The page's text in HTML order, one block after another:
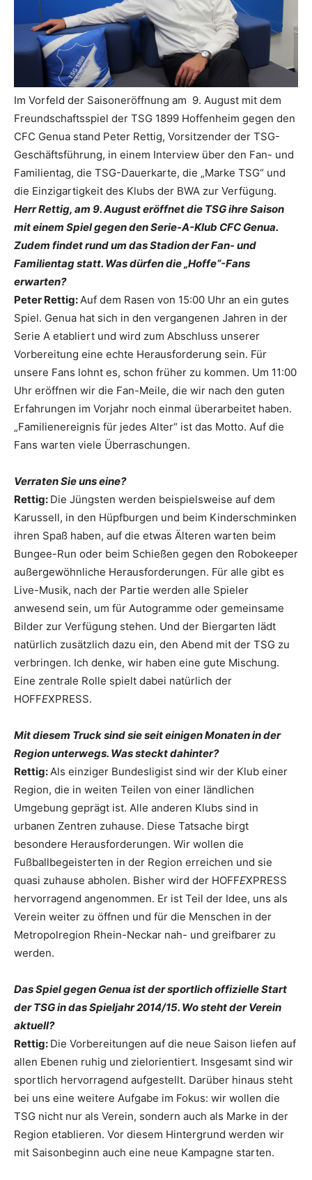
Im Vorfeld der Saisoneröffnung am 9. August mit dem
Freundschaftsspiel der TSG 1899 Hoffenheim gegen den
CFC Genua stand Peter Rettig, Vorsitzender der TSG-
Geschäftsführung, in einem Interview über den Fan- und
Familientag, die TSG-Dauerkarte, die „Marke TSG“ und
die Einzigartigkeit des Klubs der BWA zur Verfügung.
Herr Rettig, am 9. August eröffnet die TSG ihre Saison
mit einem Spiel gegen den Serie-A-Klub CFC Genua.
Zudem findet rund um das Stadion der Fan- und
Familientag statt. Was dürfen die „Hoffe“-Fans
erwarten?
Peter Rettig:Auf dem Rasen von 15:00 Uhr an ein gutes
Spiel. Genua hat sich in den vergangenen Jahren in der
Serie A etabliert und wird zum Abschluss unserer
Vorbereitung eine echte Herausforderung sein. Für
unsere Fans lohnt es, schon früher zu kommen. Um 11:00
Uhr eröffnen wir die Fan-Meile, die wir nach den guten
Erfahrungen im Vorjahr noch einmal überarbeitet haben.
„Familienereignis für jedes Alter“ ist das Motto. Auf die
Fans warten viele Überraschungen.
Verraten Sie uns eine?
Rettig: Die Jüngsten werden beispielsweise auf dem
Karussell, in den Hüpfburgen und beim Kinderschminken
ihren Spaß haben, auf die etwas Älteren warten beim
Bungee-Run oder beim Schießen gegen den Robokeeper
außergewöhnliche Herausforderungen. Für alle gibt es
Live-Musik, nach der Partie werden alle Spieler
anwesend sein, um für Autogramme oder gemeinsame
Bilder zur Verfügung stehen. Und der Biergarten lädt
natürlich zusätzlich dazu ein, den Abend mit der TSG zu
verbringen. Ich denke, wir haben eine gute Mischung.
Eine zentrale Rolle spielt dabei natürlich der
HOFFEXPRESS.
Mit diesem Truck sind sie seit einigen Monaten in der
Region unterwegs. Was steckt dahinter?
Rettig:Als einziger Bundesligist sind wir der Klub einer
Region, die in weiten Teilen von einer ländlichen
Umgebung geprägt ist. Alle anderen Klubs sind in
urbanen Zentren zuhause. Diese Tatsache birgt
besondere Herausforderungen. Wir wollen die
Fußballbegeisterten in der Region erreichen und sie
quasi zuhause abholen. Bisher wird der HOFFEXPRESS
hervorragend angenommen. Er ist Teil der Idee, uns als
Verein weiter zu öffnen und für die Menschen in der
Metropolregion Rhein-Neckar nah- und greifbarer zu
werden.
Das Spiel gegen Genua ist der sportlich offizielle Start
der TSG in das Spieljahr 2014/15. Wo steht der Verein
aktuell?
Rettig: Die Vorbereitungen auf die neue Saison liefen auf
allen Ebenen ruhig und zielorientiert. Insgesamt sind wir
sportlich hervorragend aufgestellt. Darüber hinaus steht
bei uns eine weitere Aufgabe im Fokus: wir wollen die
TSG nicht nur als Verein, sondern auch als Marke in der
Region etablieren. Vor diesem Hintergrund werden wir
mit Saisonbeginn auch eine neue Kampagne starten.